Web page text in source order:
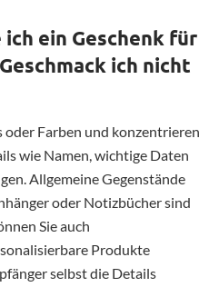
ein Geschenk für
ich nicht
oder Farben und konzentrieren
wie Namen, wichtige Daten
Allgemeine Gegenstände
oder Notizbücher sind
Sie auch
Produkte
selbst die Details